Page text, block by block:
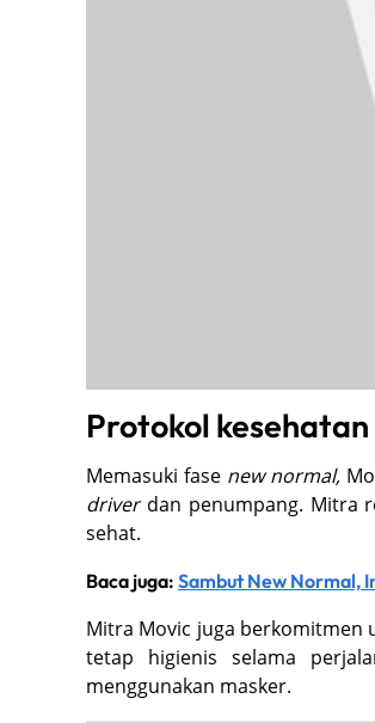
Protokol kesehatan
Memasuki fase new normal,
driverdan penumpang. Mitra
sehat.
Baca juga: Sambut New Normal,
Mitra Movic juga berkomitmen
tetap higienis selama
menggunakan masker.